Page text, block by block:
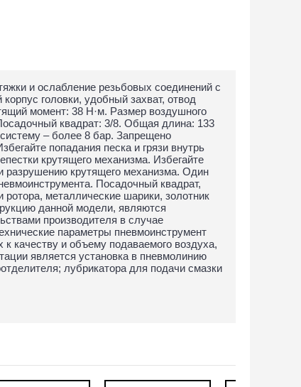
и ослабление резьбовых соединений с
головки, удобный захват, отвод
момент: 38 Н·м. Размер воздушного
квадрат: 3/8. Общая длина: 133
– более 8 бар. Запрещено
попадания песка и грязи внутрь
крутящего механизма. Избегайте
разрушению крутящего механизма. Один
Посадочный квадрат,
металлические шарики, золотник
данной модели, являются
производителя в случае
параметры пневмоинструмент
качеству и объему подаваемого воздуха,
является установка в пневмолинию
лубрикатора для подачи смазки